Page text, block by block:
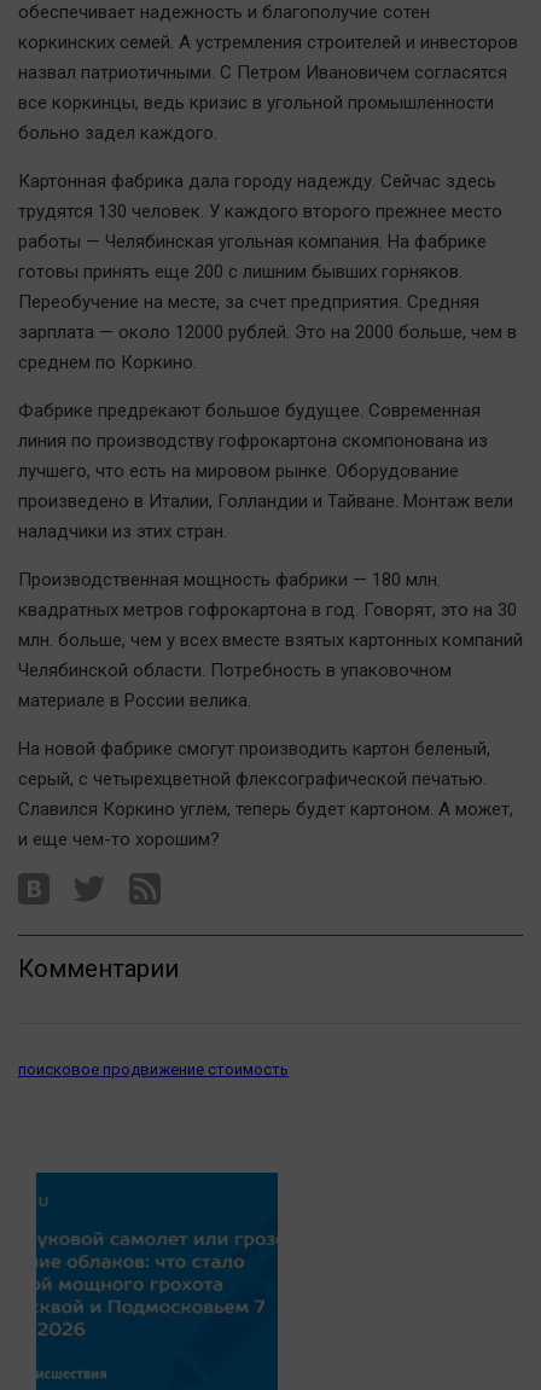
обеспечивает надежность и благополучие сотен
коркинских семей. А устремления строителей и инвесторов
назвал патриотичными. С Петром Ивановичем согласятся
все коркинцы, ведь кризис в угольной промышленности
больно задел каждого.
Картонная фабрика дала городу надежду. Сейчас здесь
трудятся 130 человек. У каждого второго прежнее место
работы — Челябинская угольная компания. На фабрике
готовы принять еще 200 с лишним бывших горняков.
Переобучение на месте, за счет предприятия. Средняя
зарплата — около 12000 рублей. Это на 2000 больше, чем в
среднем по Коркино.
Фабрике предрекают большое будущее. Современная
линия по производству гофрокартона скомпонована из
лучшего, что есть на мировом рынке. Оборудование
произведено в Италии, Голландии и Тайване. Монтаж вели
наладчики из этих стран.
Производственная мощность фабрики — 180 млн.
квадратных метров гофрокартона в год. Говорят, это на 30
млн. больше, чем у всех вместе взятых картонных компаний
Челябинской области. Потребность в упаковочном
материале в России велика.
На новой фабрике смогут производить картон беленый,
серый, с четырехцветной флексографической печатью.
Славился Коркино углем, теперь будет картоном. А может,
и еще чем-то хорошим?
Комментарии
поисковое продвижение стоимость